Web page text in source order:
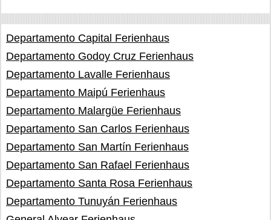
Departamento Capital Ferienhaus
Departamento Godoy Cruz Ferienhaus
Departamento Lavalle Ferienhaus
Departamento Maipú Ferienhaus
Departamento Malargüe Ferienhaus
Departamento San Carlos Ferienhaus
Departamento San Martín Ferienhaus
Departamento San Rafael Ferienhaus
Departamento Santa Rosa Ferienhaus
Departamento Tunuyán Ferienhaus